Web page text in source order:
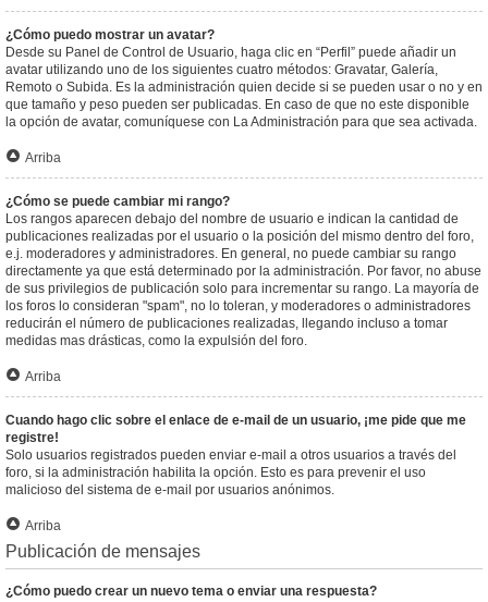
¿Cómo puedo mostrar un avatar?
Desde su Panel de Control de Usuario, haga clic en “Perfil” puede añadir un
avatar utilizando uno de los siguientes cuatro métodos: Gravatar, Galería,
Remoto o Subida. Es la administración quien decide si se pueden usar o no y en
que tamaño y peso pueden ser publicadas. En caso de que no este disponible
la opción de avatar, comuníquese con La Administración para que sea activada.
Arriba
¿Cómo se puede cambiar mi rango?
Los rangos aparecen debajo del nombre de usuario e indican la cantidad de
publicaciones realizadas por el usuario o la posición del mismo dentro del foro,
e.j. moderadores y administradores. En general, no puede cambiar su rango
directamente ya que está determinado por la administración. Por favor, no abuse
de sus privilegios de publicación solo para incrementar su rango. La mayoría de
los foros lo consideran "spam", no lo toleran, y moderadores o administradores
reducirán el número de publicaciones realizadas, llegando incluso a tomar
medidas mas drásticas, como la expulsión del foro.
Arriba
Cuando hago clic sobre el enlace de e-mail de un usuario, ¡me pide que me
registre!
Solo usuarios registrados pueden enviar e-mail a otros usuarios a través del
foro, si la administración habilita la opción. Esto es para prevenir el uso
malicioso del sistema de e-mail por usuarios anónimos.
Arriba
Publicación de mensajes
¿Cómo puedo crear un nuevo tema o enviar una respuesta?